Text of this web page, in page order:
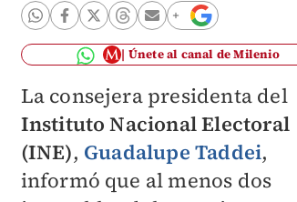
Únete al canal de Milenio
La consejera presidenta del
Instituto Nacional Electoral
(INE), Guadalupe Taddei,
informó que al menos dos